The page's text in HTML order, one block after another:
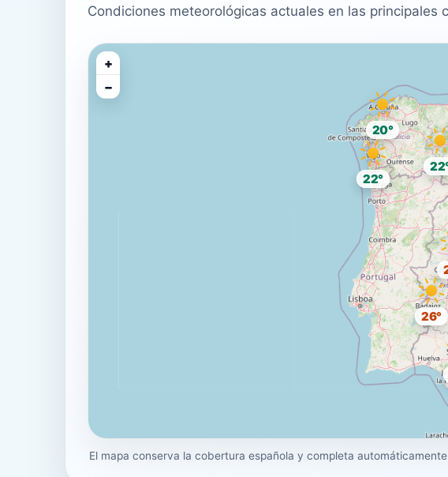
Condiciones meteorológicas actuales en las principales
22°
20°
26°
+
−
El mapa conserva la cobertura española y completa